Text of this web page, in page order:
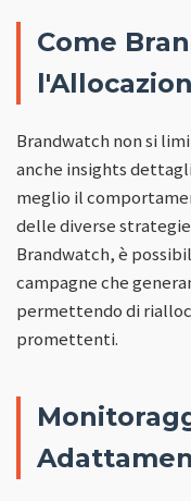
Come
Brandwatch non si
anche insights
meglio il
delle diverse
Brandwatch, è
campagne che
permettendo di
promettenti.